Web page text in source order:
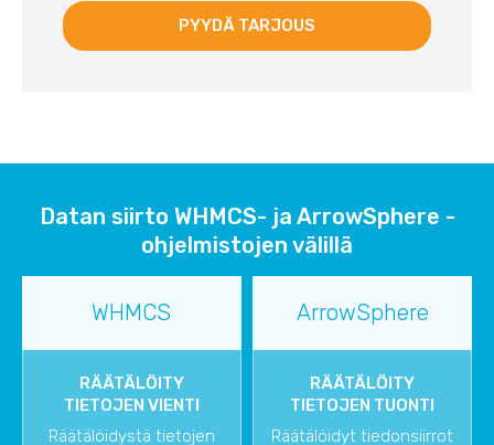
Datan siirto WHMCS- ja ArrowSphere -
ohjelmistojen välillä
WHMCS ArrowSphere
RÄÄTÄLÖITY
TIETOJEN VIENTI
Räätälöidystä tietojen
RÄÄTÄLÖITY
TIETOJEN TUONTI
Räätälöidyt tiedonsiirrot